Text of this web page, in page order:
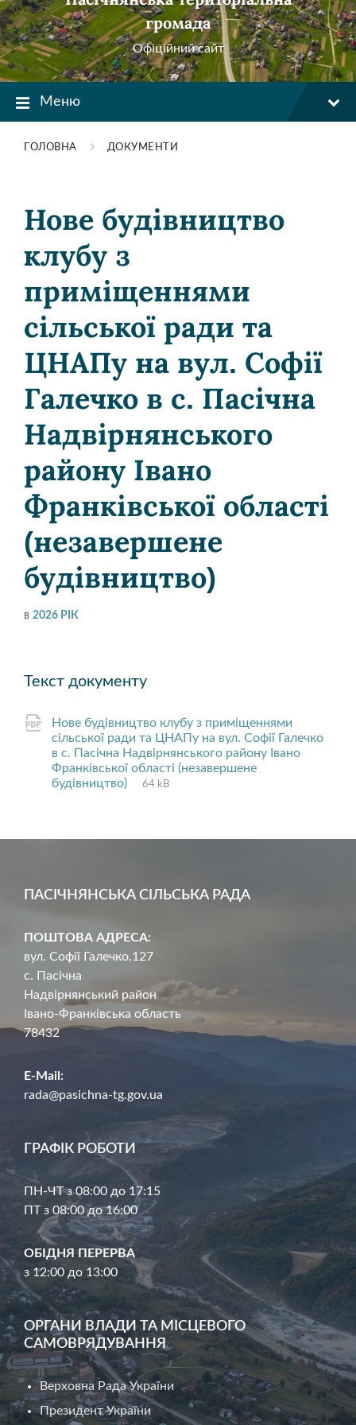
громада
Офіційний сайт
Меню
ГОЛОВНА ДОКУМЕНТИ
Нове будівництво
клубу з
приміщеннями
сільської ради та
ЦНАПу на вул. Софії
Галечко в с. Пасічна
Надвірнянського
району Івано
Франківської області
(незавершене
будівництво)
в 2026 РІК
Текст документу
Нове будівництво клубу з приміщеннями
сільської ради та ЦНАПу на вул. Софії Галечко
в с. Пасічна Надвірнянського району Івано
Франківської області (незавершене
будівництво)
File
pdf
File
64 kB
ПАСІЧНЯНСЬКА СІЛЬСЬКА РАДА
ПОШТОВА АДРЕСА:
вул. Софії Галечко.127
с. Пасічна
Надвірнянський район
Івано-Франківська область
78432
E-Mail:
rada@pasichna-tg.gov.ua
ГРАФІК РОБОТИ
ПН-ЧТ з 08:00 до 17:15
ПТ з 08:00 до 16:00
ОБІДНЯ ПЕРЕРВА
з 12:00 до 13:00
ОРГАНИ ВЛАДИ ТА МІСЦЕВОГО
САМОВРЯДУВАННЯ
Верховна Рада України
Президент України